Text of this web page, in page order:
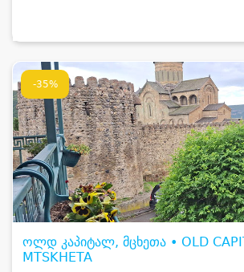
-35%
ოლდ კაპიტალ, მცხეთა • OLD
MTSKHETA